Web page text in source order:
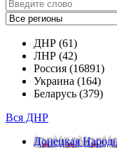
ДНР (61)
ЛНР (42)
Россия (16891)
Украина (164)
Беларусь (379)
Вся ДНР
Донецкая